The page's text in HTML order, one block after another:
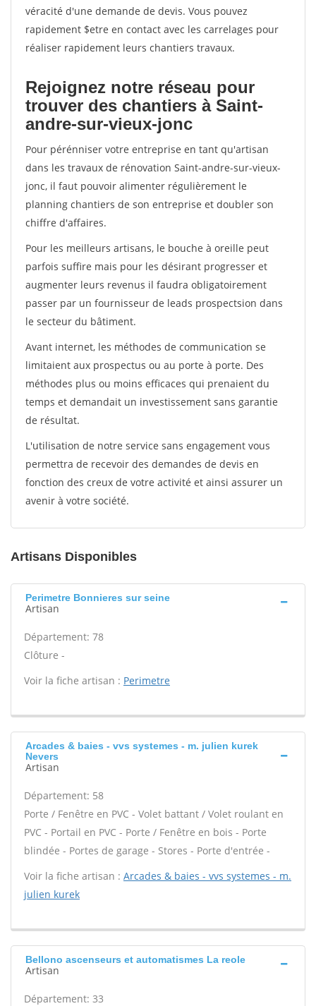
véracité d'une demande de devis. Vous pouvez
rapidement $etre en contact avec les carrelages pour
réaliser rapidement leurs chantiers travaux.
Rejoignez notre réseau pour
trouver des chantiers à Saint-
andre-sur-vieux-jonc
Pour pérénniser votre entreprise en tant qu'artisan
dans les travaux de rénovation Saint-andre-sur-vieux-
jonc, il faut pouvoir alimenter régulièrement le
planning chantiers de son entreprise et doubler son
chiffre d'affaires.
Pour les meilleurs artisans, le bouche à oreille peut
parfois suffire mais pour les désirant progresser et
augmenter leurs revenus il faudra obligatoirement
passer par un fournisseur de leads prospectsion dans
le secteur du bâtiment.
Avant internet, les méthodes de communication se
limitaient aux prospectus ou au porte à porte. Des
méthodes plus ou moins efficaces qui prenaient du
temps et demandait un investissement sans garantie
de résultat.
L'utilisation de notre service sans engagement vous
permettra de recevoir des demandes de devis en
fonction des creux de votre activité et ainsi assurer un
avenir à votre société.
Artisans Disponibles
Perimetre Bonnieres sur seine
Artisan
Département: 78
Clôture -
Voir la fiche artisan : Perimetre
Arcades & baies - vvs systemes - m. julien kurek
Nevers
Artisan
Département: 58
Porte / Fenêtre en PVC - Volet battant / Volet roulant en
PVC - Portail en PVC - Porte / Fenêtre en bois - Porte
blindée - Portes de garage - Stores - Porte d'entrée -
Voir la fiche artisan : Arcades & baies - vvs systemes - m.
julien kurek
Bellono ascenseurs et automatismes La reole
Artisan
Département: 33